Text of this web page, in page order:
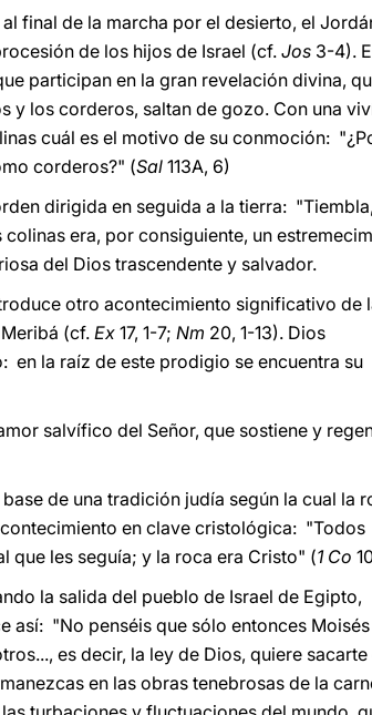
final de la marcha por el desierto, el
de los hijos de Israel (cf. Jos 3-4).
participan en la gran revelación divina,
y los corderos, saltan de gozo. Con una
cuál es el motivo de su conmoción:
corderos?" (Sal 113A, 6)
dirigida en seguida a la tierra: "Tiembla,
era, por consiguiente, un
del Dios trascendente y salvador.
otro acontecimiento significativo de
(cf. Ex 17, 1-7; Nm 20, 1-13). Dios
en la raíz de este prodigio se encuentra su
salvífico del Señor, que sostiene y
de una tradición judía según la cual la
en clave cristológica: "Todos
que les seguía; y la roca era Cristo" (1 Co
la salida del pueblo de Israel de Egipto,
así: "No penséis que sólo entonces
es decir, la ley de Dios, quiere sacarte
en las obras tenebrosas de la